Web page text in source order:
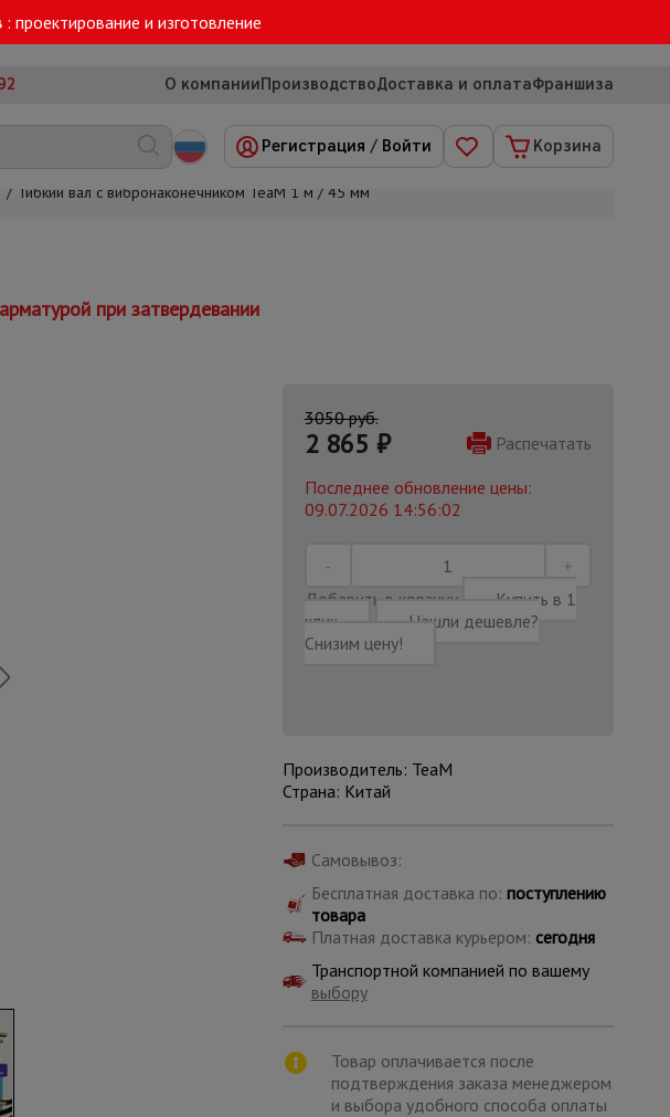
: проектирование и изготовление
О компанииПроизводствоДоставка и оплатаФраншиза
всех
Регистрация / Войти Корзина
/ Гибкий вал с вибронаконечником TeaM 1 м / 45 мм
при затвердевании
3050 руб.
2 865 ₽
Распечатать
Последнее обновление цены:
09.07.2026 14:56:02
Добавить в корзину
Купить в 1
клик
Нашли дешевле?
Снизим цену!
Производитель: TeaM
Страна: Китай
Самовывоз:
Бесплатная доставка по: поступлению
товара
Платная доставка курьером: сегодня
Транспортной компанией по вашему
выбору
Товар оплачивается после
подтверждения заказа менеджером
и выбора удобного способа оплаты